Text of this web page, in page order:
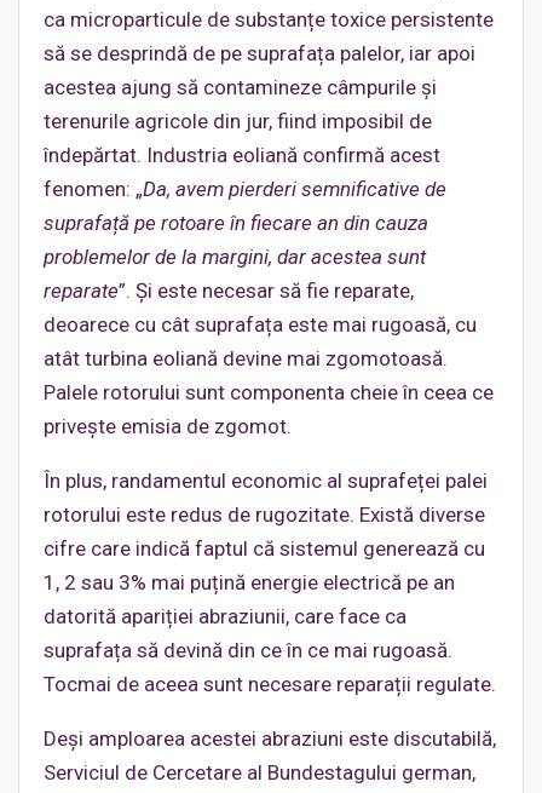
ca microparticule de substanțe toxice persistente
să se desprindă de pe suprafața palelor, iar apoi
acestea ajung să contamineze câmpurile și
terenurile agricole din jur, fiind imposibil de
îndepărtat. Industria eoliană confirmă acest
fenomen: „Da, avem pierderi semnificative de
suprafață pe rotoare în fiecare an din cauza
problemelor de la margini, dar acestea sunt
reparate”. Și este necesar să fie reparate,
deoarece cu cât suprafața este mai rugoasă, cu
atât turbina eoliană devine mai zgomotoasă.
Palele rotorului sunt componenta cheie în ceea ce
privește emisia de zgomot.
În plus, randamentul economic al suprafeței palei
rotorului este redus de rugozitate. Există diverse
cifre care indică faptul că sistemul generează cu
1, 2 sau 3% mai puțină energie electrică pe an
datorită apariției abraziunii, care face ca
suprafața să devină din ce în ce mai rugoasă.
Tocmai de aceea sunt necesare reparații regulate.
Deși amploarea acestei abraziuni este discutabilă,
Serviciul de Cercetare al Bundestagului german,